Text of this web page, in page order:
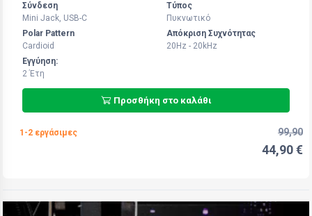
Σύνδεση
Mini Jack, USB-C
Τύπος
Πυκνωτικό
Polar Pattern
Cardioid
Απόκριση Συχνότητας
20Hz - 20kHz
Εγγύηση:
2 Έτη
Προσθήκη στο καλάθι
1-2 εργάσιμες 99,90
44,90 €